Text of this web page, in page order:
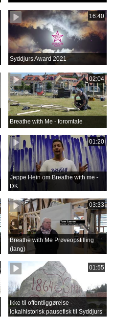
16:40
Syddjurs Award 2021
02:04
Breathe with Me - foromtale
01:20
Jeppe Hein om Breathe with me -
DK
03:33
Breathe with Me Prøveopstilling
(lang)
01:55
Ikke til offentliggørelse -
lokalhistorisk pausefisk til Syddjurs